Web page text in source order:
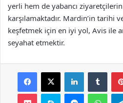
yerli hem de yabancı ziyaretçilerin
karşılamaktadır. Mardin’in tarihi
keşfetmek için en iyi yol, Avis ile
seyahat etmektir.
Facebook
X LinkedIn
Pocket Skype Messenger